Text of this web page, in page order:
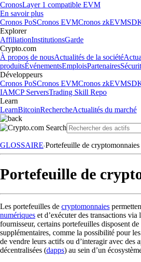
CronosLayer 1 compatible EVM
En savoir plus
Cronos PoSCronos EVMCronos zkEVM
Explorer
AffiliationInstitutionsGarde
Crypto.com
À propos de nousActualités de la société
produitsÉvénementsEmploisPartenaires
Développeurs
Cronos PoSCronos EVMCronos zkEVM
IAMCP ServersTrading Skill Repo
Learn
LearnBitcoinRechercheActualités du marché
GLOSSAIRE Portefeuille de cryptomonnaies
Portefeuille de
Les portefeuilles de cryptomonnaies
numériques et d’exécuter des transactions via
fournisseur, certains portefeuilles disposent
supplémentaires, comme la possibilité pour
de vendre leurs actifs ou d’interagir avec des
décentralisées (dapps) au sein d’un